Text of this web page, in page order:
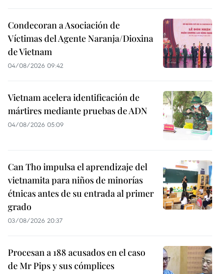
Condecoran a Asociación de
Víctimas del Agente Naranja/Dioxina
de Vietnam
04/08/2026 09:42
Vietnam acelera identificación de
mártires mediante pruebas de ADN
04/08/2026 05:09
Can Tho impulsa el aprendizaje del
vietnamita para niños de minorías
étnicas antes de su entrada al primer
grado
03/08/2026 20:37
Procesan a 188 acusados en el caso
de Mr Pips y sus cómplices